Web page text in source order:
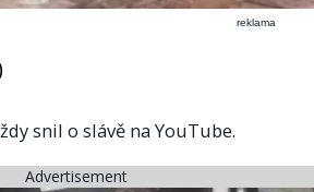
reklama
snil o slávě na YouTube.
Advertisement